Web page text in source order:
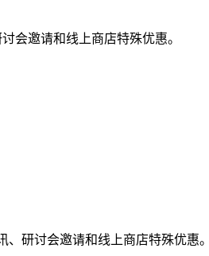
会邀请和线上商店特殊优惠。
研讨会邀请和线上商店特殊优惠。